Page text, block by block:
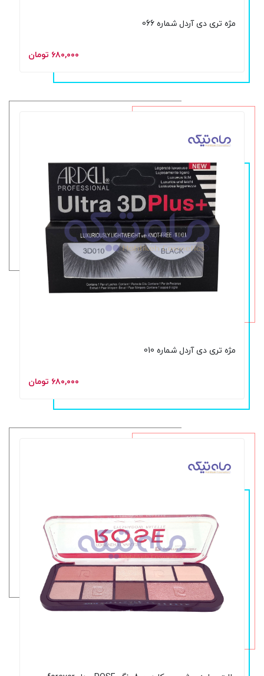
مژه تری دی آردل شماره 066
۶۸۰,۰۰۰ تومان
مژه تری دی آردل شماره 010
۶۸۰,۰۰۰ تومان